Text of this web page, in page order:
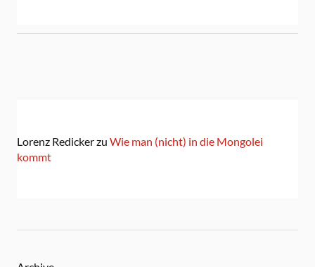
Lorenz Redickerzu Wie man (nicht) in die Mongolei
kommt